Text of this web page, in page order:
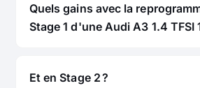
Quels gains avec la
Stage 1 d'une Audi A3 1.4 TFSI
Et en Stage 2 ?